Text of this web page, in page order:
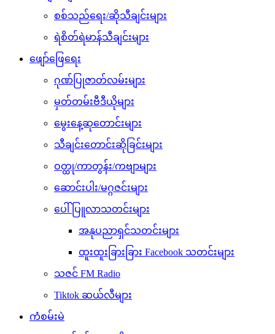
စစ်သည်ရေး/ဆိုသီချင်းများ
ရဲစိတ်ရဲမာန်သီချင်းများ
ဖျော်ဖြေရေး
ဂုဏ်ပြုဇာတ်လမ်းများ
မှတ်တမ်းဗီဒီယိုများ
မွေးနေ့ဆုတောင်းများ
သီချင်းတောင်းဆိုခြင်းများ
ဝတ္ထု/ကာတွန်း/ကဗျာများ
ဆောင်းပါး/မဂ္ဂဇင်းများ
ပေါ်ပြူလာသတင်းများ
အနုပညာရှင်သတင်းများ
ထူးထူးခြားခြား Facebook သတင်းများ
သဇင် FM Radio
Tiktok ဆယ်လီများ
ကံစမ်းမဲ